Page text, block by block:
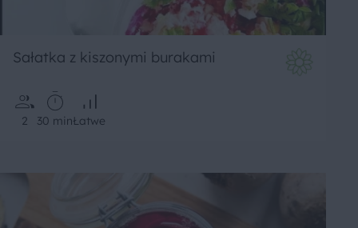
Sałatka z kiszonymi burakami
2 30 minŁatwe